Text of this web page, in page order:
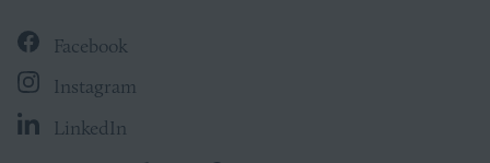
Facebook
Instagram
LinkedIn